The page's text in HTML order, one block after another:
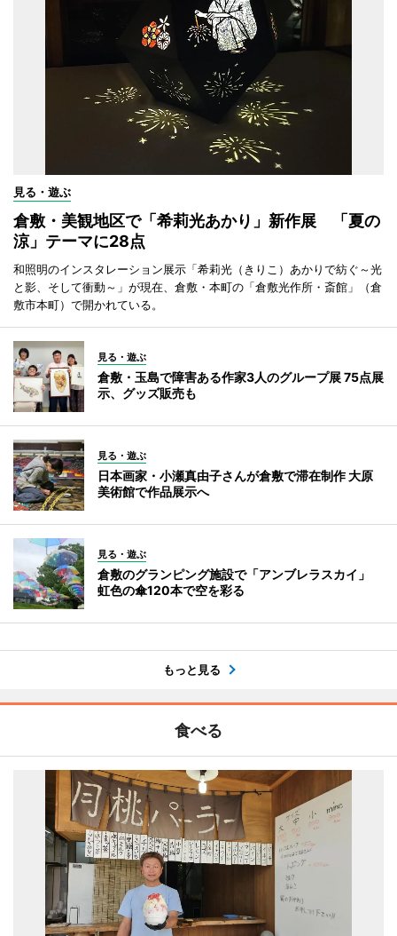
見る・遊ぶ
倉敷・美観地区で「希莉光あかり」新作展 「夏の
涼」テーマに28点
和照明のインスタレーション展示「希莉光（きりこ）あかりで紡ぐ～光
と影、そして衝動～」が現在、倉敷・本町の「倉敷光作所・斎館」（倉
敷市本町）で開かれている。
見る・遊ぶ
倉敷・玉島で障害ある作家3人のグループ展 75点展
示、グッズ販売も
見る・遊ぶ
日本画家・小瀬真由子さんが倉敷で滞在制作 大原
美術館で作品展示へ
見る・遊ぶ
倉敷のグランピング施設で「アンブレラスカイ」
虹色の傘120本で空を彩る
もっと見る
食べる